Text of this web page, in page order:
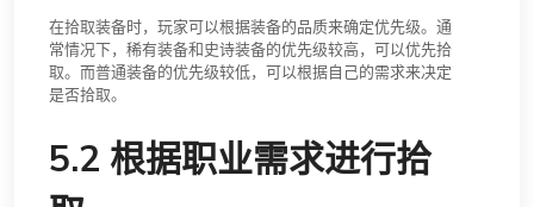
在拾取装备时，玩家可以根据装备的品质来确定优先级。通
常情况下，稀有装备和史诗装备的优先级较高，可以优先拾
取。而普通装备的优先级较低，可以根据自己的需求来决定
是否拾取。
5.2 根据职业需求进行拾